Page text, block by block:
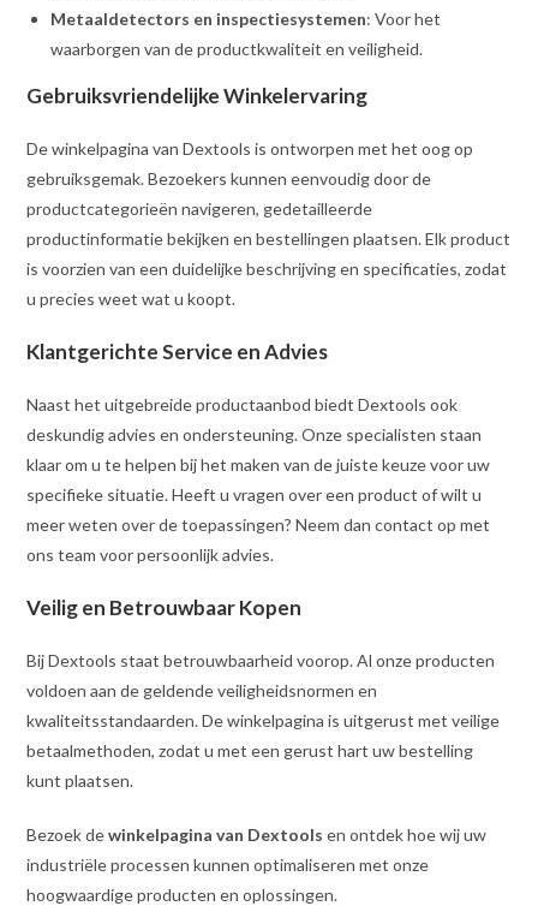
Metaaldetectors en inspectiesystemen: Voor het
waarborgen van de productkwaliteit en veiligheid.
Gebruiksvriendelijke Winkelervaring
De winkelpagina van Dextools is ontworpen met het oog op
gebruiksgemak. Bezoekers kunnen eenvoudig door de
productcategorieën navigeren, gedetailleerde
productinformatie bekijken en bestellingen plaatsen. Elk product
is voorzien van een duidelijke beschrijving en specificaties, zodat
u precies weet wat u koopt.
Klantgerichte Service en Advies
Naast het uitgebreide productaanbod biedt Dextools ook
deskundig advies en ondersteuning. Onze specialisten staan
klaar om u te helpen bij het maken van de juiste keuze voor uw
specifieke situatie. Heeft u vragen over een product of wilt u
meer weten over de toepassingen? Neem dan contact op met
ons team voor persoonlijk advies.
Veilig en Betrouwbaar Kopen
Bij Dextools staat betrouwbaarheid voorop. Al onze producten
voldoen aan de geldende veiligheidsnormen en
kwaliteitsstandaarden. De winkelpagina is uitgerust met veilige
betaalmethoden, zodat u met een gerust hart uw bestelling
kunt plaatsen.
Bezoek dewinkelpagina van Dextools en ontdek hoe wij uw
industriële processen kunnen optimaliseren met onze
hoogwaardige producten en oplossingen.